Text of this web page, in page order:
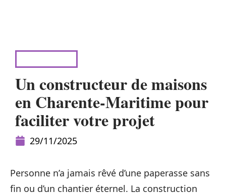
Un constructeur de maisons
en Charente-Maritime pour
faciliter votre projet
29/11/2025
Personne n’a jamais rêvé d’une paperasse sans
fin ou d’un chantier éternel. La construction